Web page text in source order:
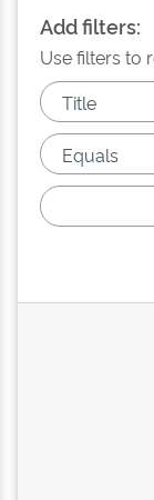
Add filters:
Use filters to